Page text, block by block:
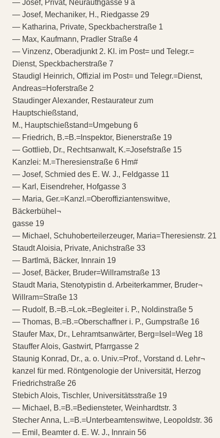
— Josef, Privat, Neurauthgasse 9 a
— Josef, Mechaniker, H., Riedgasse 29
— Katharina, Private, Speckbacherstraße 1
— Max, Kaufmann, Pradler Straße 4
— Vinzenz, Oberadjunkt 2. Kl. im Post= und Telegr.=
Dienst, Speckbacherstraße 7
Staudigl Heinrich, Offizial im Post= und Telegr.=Dienst,
Andreas=Hoferstraße 2
Staudinger Alexander, Restaurateur zum
Hauptschießstand,
M., Hauptschießstand=Umgebung 6
— Friedrich, B.=B.=Inspektor, Bienerstraße 19
— Gottlieb, Dr., Rechtsanwalt, K.=Josefstraße 15
Kanzlei: M.=Theresienstraße 6 Hm#
— Josef, Schmied des E. W. J., Feldgasse 11
— Karl, Eisendreher, Hofgasse 3
— Maria, Ger.=Kanzl.=Oberoffiziantenswitwe,
Bäckerbühel¬
gasse 19
— Michael, Schuhoberteilerzeuger, Maria=Theresienstr. 21
Staudt Aloisia, Private, Anichstraße 33
— Bartlmä, Bäcker, Innrain 19
— Josef, Bäcker, Bruder=Willramstraße 13
Staudt Maria, Stenotypistin d. Arbeiterkammer, Bruder¬
Willram=Straße 13
— Rudolf, B.=B.=Lok.=Begleiter i. P., Noldinstraße 5
— Thomas, B.=B.=Oberschaffner i. P., Gumpstraße 16
Staufer Max, Dr., Lehramtsanwärter, Berg=Isel=Weg 18
Stauffer Alois, Gastwirt, Pfarrgasse 2
Staunig Konrad, Dr., a. o. Univ.=Prof., Vorstand d. Lehr¬
kanzel für med. Röntgenologie der Universität, Herzog
Friedrichstraße 26
Stebich Alois, Tischler, Universitätsstraße 19
— Michael, B.=B.=Bediensteter, Weinhardtstr. 3
Stecher Anna, L.=B.=Unterbeamtenswitwe, Leopoldstr. 36
— Emil, Beamter d. E. W. J., Innrain 56